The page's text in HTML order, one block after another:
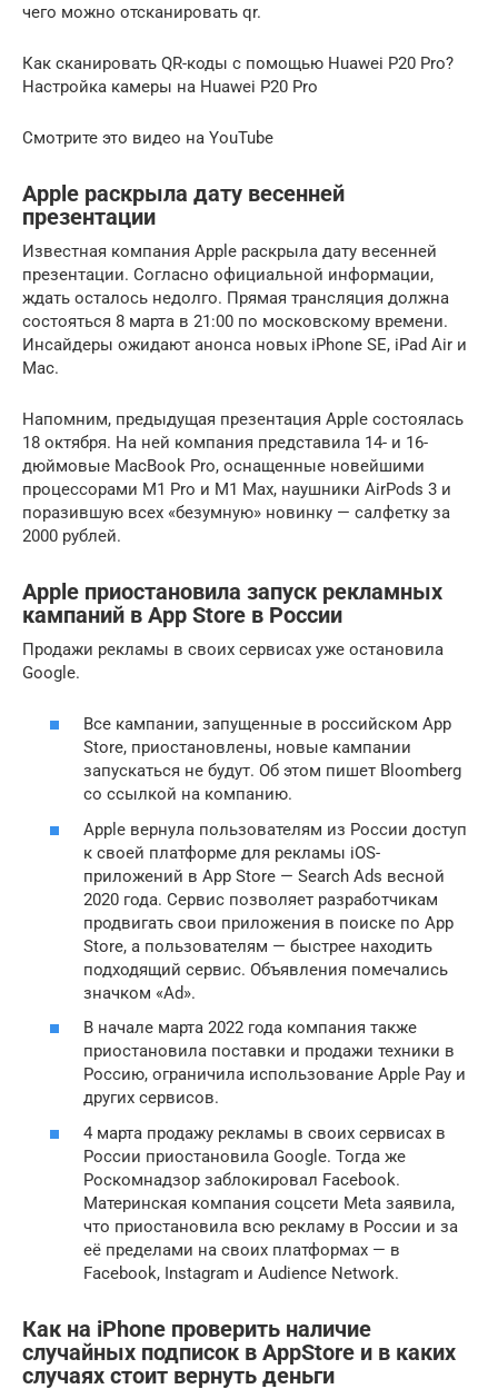
чего можно отсканировать qr.
Как сканировать QR-коды с помощью Huawei P20 Pro?
Настройка камеры на Huawei P20 Pro
Смотрите это видео на YouTube
Apple раскрыла дату весенней
презентации
Известная компания Apple раскрыла дату весенней
презентации. Согласно официальной информации,
ждать осталось недолго. Прямая трансляция должна
состояться 8 марта в 21:00 по московскому времени.
Инсайдеры ожидают анонса новых iPhone SE, iPad Air и
Mac.
Напомним, предыдущая презентация Apple состоялась
18 октября. На ней компания представила 14- и 16-
дюймовые MacBook Pro, оснащенные новейшими
процессорами M1 Pro и M1 Max, наушники AirPods 3 и
поразившую всех «безумную» новинку — салфетку за
2000 рублей.
Apple приостановила запуск рекламных
кампаний в App Store в России
Продажи рекламы в своих сервисах уже остановила
Google.
Все кампании, запущенные в российском App
Store, приостановлены, новые кампании
запускаться не будут. Об этом пишет Bloomberg
со ссылкой на компанию.
Apple вернула пользователям из России доступ
к своей платформе для рекламы iOS-
приложений в App Store — Search Ads весной
2020 года. Сервис позволяет разработчикам
продвигать свои приложения в поиске по App
Store, а пользователям — быстрее находить
подходящий сервис. Объявления помечались
значком «Ad».
В начале марта 2022 года компания также
приостановила поставки и продажи техники в
Россию, ограничила использование Apple Pay и
других сервисов.
4 марта продажу рекламы в своих сервисах в
России приостановила Google. Тогда же
Роскомнадзор заблокировал Facebook.
Материнская компания соцсети Meta заявила,
что приостановила всю рекламу в России и за
её пределами на своих платформах — в
Facebook, Instagram и Audience Network.
Как на iPhone проверить наличие
случайных подписок в AppStore и в каких
случаях стоит вернуть деньги